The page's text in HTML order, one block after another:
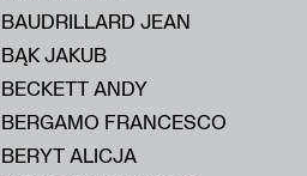
BAUDRILLARD JEAN
BĄK JAKUB
BECKETT ANDY
BERGAMO FRANCESCO
BERYT ALICJA